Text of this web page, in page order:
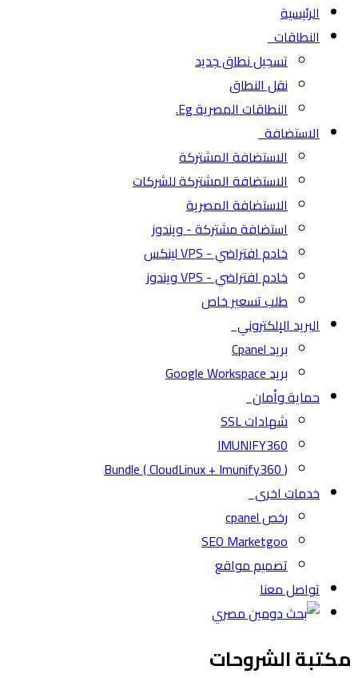
الرئيسية
النطاقات
تسجيل نطاق جديد
نقل النطاق
النطاقات المصرية Eg.
الاستضافة
الاستضافة المشتركة
الاستضافة المشتركة للشركات
الاستضافة المصرية
استضافة مشتركة - ويندوز
خادم افتراضي - VPS لينكس
خادم افتراضي - VPS ويندوز
طلب تسعير خاص
البريد الإلكتروني
بريد Cpanel
بريد Google Workspace
حماية وأمان
شهادات SSL
IMUNIFY360
( CloudLinux + Imunify360 ) Bundle
خدمات اخرى
رخص cpanel
SEO Marketgoo
تصميم مواقع
تواصل معنا
مكتبة الشروحات